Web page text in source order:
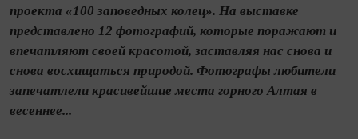
проекта «100 заповедных колец». На выставке
представлено 12 фотографий, которые поражают и
впечатляют своей красотой, заставляя нас снова и
снова восхищаться природой. Фотографы любители
запечатлели красивейшие места горного Алтая в
весеннее...